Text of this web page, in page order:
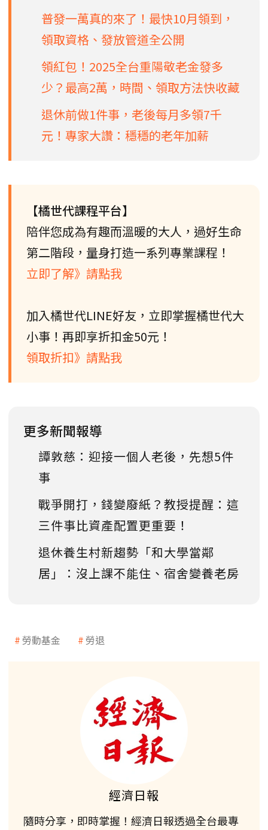
普發一萬真的來了！最快10月領到，
領取資格、發放管道全公開
領紅包！2025全台重陽敬老金發多
少？最高2萬，時間、領取方法快收藏
退休前做1件事，老後每月多領7千
元！專家大讚：穩穩的老年加薪
【橘世代課程平台】
陪伴您成為有趣而溫暖的大人，過好生命
第二階段，量身打造一系列專業課程！
立即了解》請點我
加入橘世代LINE好友，立即掌握橘世代大
小事！再即享折扣金50元！
領取折扣》請點我
更多新聞報導
譚敦慈：迎接一個人老後，先想5件
事
戰爭開打，錢變廢紙？教授提醒：這
三件事比資產配置更重要！
退休養生村新趨勢「和大學當鄰
居」：沒上課不能住、宿舍變養老房
勞動基金 勞退
經濟日報
隨時分享，即時掌握！經濟日報透過全台最專